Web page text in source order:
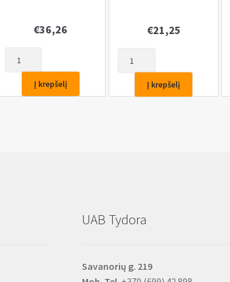
€36,26
Hidraulinis
domkratas
Į krepšelį
€21,25
Hidraulinis
Domkratas
Į krepšelį
UAB Tydora
Savanorių g. 219